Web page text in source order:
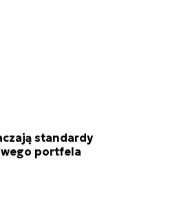
standardy
portfela